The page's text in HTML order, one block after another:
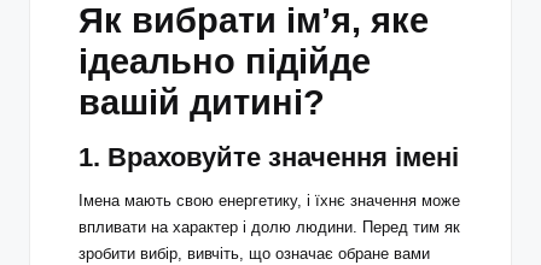
Як вибрати ім’я, яке
ідеально підійде
вашій дитині?
1. Враховуйте значення імені
Імена мають свою енергетику, і їхнє значення може
впливати на характер і долю людини. Перед тим як
зробити вибір, вивчіть, що означає обране вами